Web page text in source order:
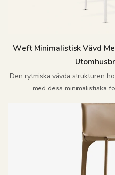
Weft Minimalistisk Vävd
Den rytmiska vävda strukturen
med dess minimalistiska
utomhusutrymmen en